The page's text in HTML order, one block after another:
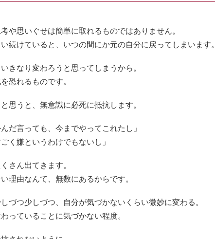
や思いぐせは簡単に取れるものではありません。
続けていると、いつの間にか元の自分に戻ってしまいます。
きなり変わろうと思ってしまうから。
恐れるものです。
思うと、無意識に必死に抵抗します。
んだ言っても、今までやってこれたし」
ごく嫌というわけでもないし」
さん出てきます。
理由なんて、無数にあるからです。
づつ少しづつ、自分が気づかないくらい微妙に変わる。
っていることに気づかない程度。